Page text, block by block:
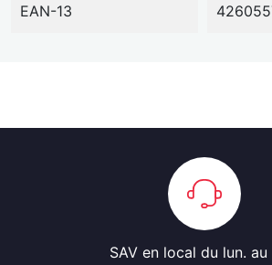
EAN-13
SAV en local du lun. au